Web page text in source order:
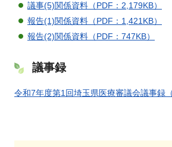
議事(5)関係資料（PDF：2,179KB）
報告(1)関係資料（PDF：1,421KB）
報告(2)関係資料（PDF：747KB）
議事録
令和7年度第1回埼玉県医療審議会議事録